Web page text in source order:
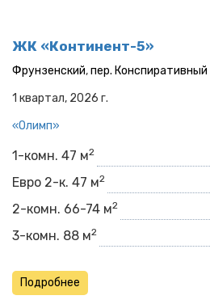
ЖК «Континент-5»
Фрунзенский,пер. Конспиративный
1 квартал, 2026 г.
«Олимп»​​​​
1-комн. 47 м2
Евро 2-к. 47 м2
2-комн. 66-74 м2
3-комн. 88 м2
Подробнее